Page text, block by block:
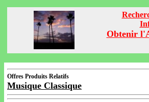
Obtenir
Offres Produits Relatifs
Musique Classique